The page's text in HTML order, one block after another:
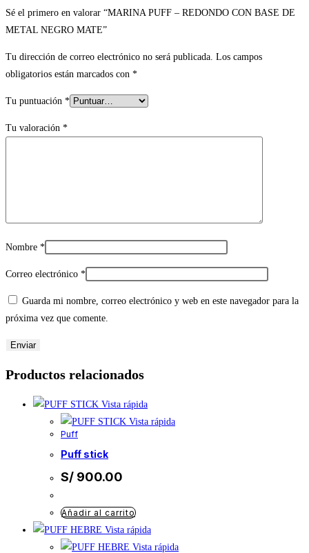
Sé el primero en valorar “MARINA PUFF – REDONDO CON BASE DE
METAL NEGRO MATE”
Tu dirección de correo electrónico no será publicada. Los campos
obligatorios están marcados con *
Tu puntuación *
Tu valoración *
Nombre *
Correo electrónico *
Guarda mi nombre, correo electrónico y web en este navegador para la
próxima vez que comente.
Productos relacionados
Vista rápida
Vista rápida
Puff
puff stick
S/ 900.00
Añadir al carrito
Vista rápida
Vista rápida